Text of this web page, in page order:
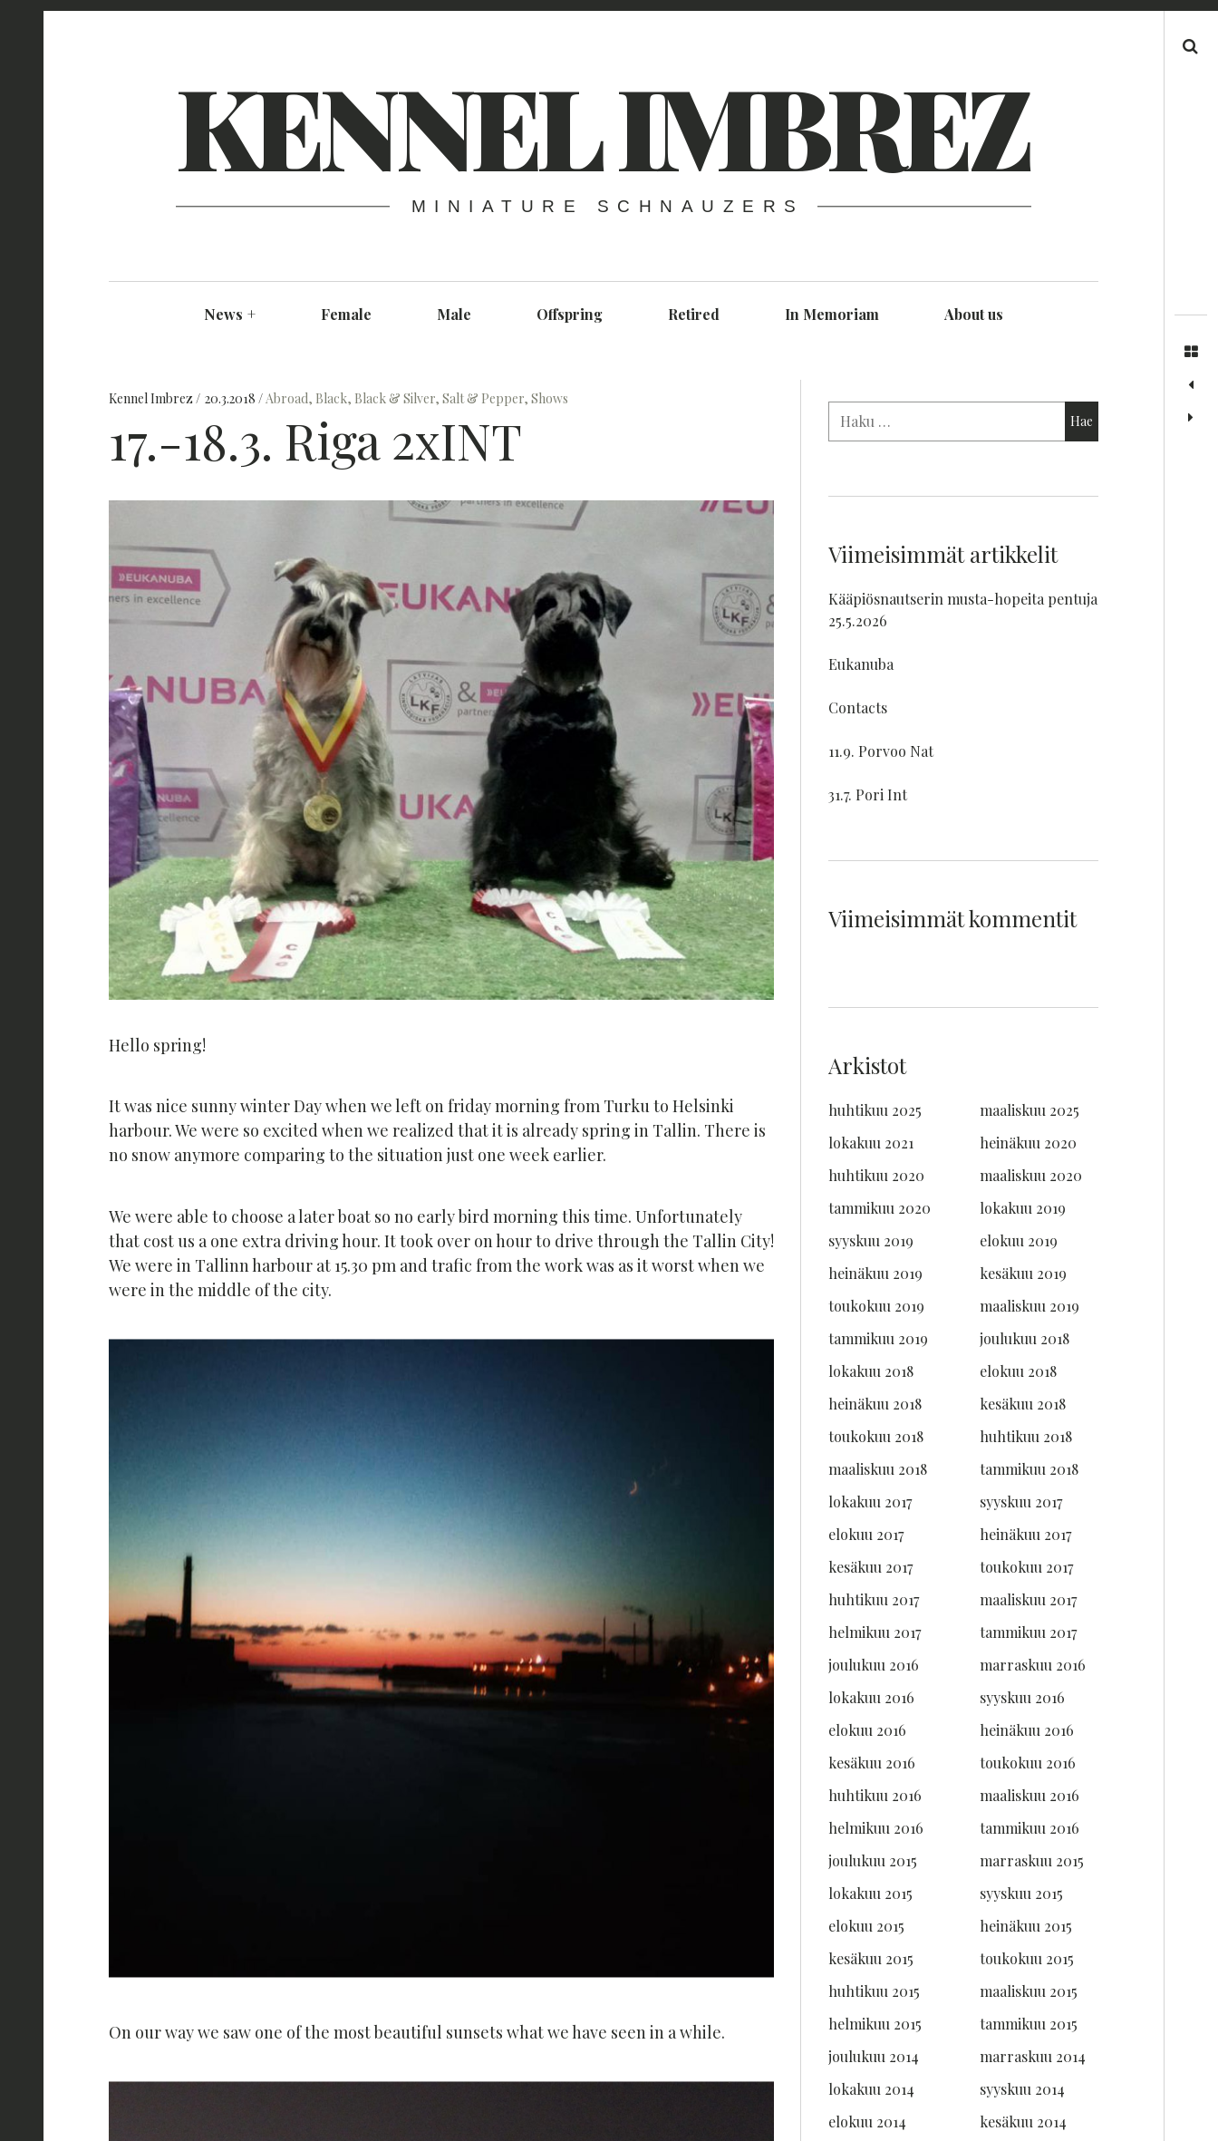
KENNEL IMBREZ
MINIATURE SCHNAUZERS
News + Female Male Offspring Retired In Memoriam About us
Kennel Imbrez 20.3.2018 Abroad, Black, Black & Silver, Salt & Pepper, Shows
17.-18.3. Riga 2xINT
Hello spring!
It was nice sunny winter Day when we left on friday morning from Turku to Helsinki
harbour. We were so excited when we realized that it is already spring in Tallin. There is
no snow anymore comparing to the situation just one week earlier.
We were able to choose a later boat so no early bird morning this time. Unfortunately
that cost us a one extra driving hour. It took over on hour to drive through the Tallin City!
We were in Tallinn harbour at 15.30 pm and trafic from the work was as it worst when we
were in the middle of the city.
On our way we saw one of the most beautiful sunsets what we have seen in a while.
Viimeisimmät artikkelit
Kääpiösnautserin musta-hopeita pentuja
25.5.2026
Eukanuba
Contacts
11.9. Porvoo Nat
31.7. Pori Int
Viimeisimmät kommentit
Arkistot
huhtikuu 2025
maaliskuu 2025
lokakuu 2021
heinäkuu 2020
huhtikuu 2020
maaliskuu 2020
tammikuu 2020
lokakuu 2019
syyskuu 2019
elokuu 2019
heinäkuu 2019
kesäkuu 2019
toukokuu 2019
maaliskuu 2019
tammikuu 2019
joulukuu 2018
lokakuu 2018
elokuu 2018
heinäkuu 2018
kesäkuu 2018
toukokuu 2018
huhtikuu 2018
maaliskuu 2018
tammikuu 2018
lokakuu 2017
syyskuu 2017
elokuu 2017
heinäkuu 2017
kesäkuu 2017
toukokuu 2017
huhtikuu 2017
maaliskuu 2017
helmikuu 2017
tammikuu 2017
joulukuu 2016
marraskuu 2016
lokakuu 2016
syyskuu 2016
elokuu 2016
heinäkuu 2016
kesäkuu 2016
toukokuu 2016
huhtikuu 2016
maaliskuu 2016
helmikuu 2016
tammikuu 2016
joulukuu 2015
marraskuu 2015
lokakuu 2015
syyskuu 2015
elokuu 2015
heinäkuu 2015
kesäkuu 2015
toukokuu 2015
huhtikuu 2015
maaliskuu 2015
helmikuu 2015
tammikuu 2015
joulukuu 2014
marraskuu 2014
lokakuu 2014
syyskuu 2014
elokuu 2014
kesäkuu 2014